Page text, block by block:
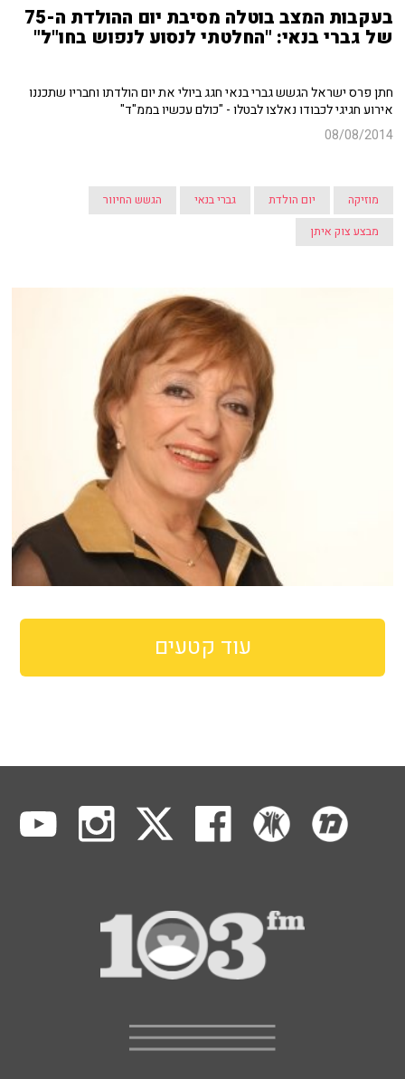
בעקבות המצב בוטלה מסיבת יום ההולדת ה-75
של גברי בנאי: "החלטתי לנסוע לנפוש בחו"ל"
חתן פרס ישראל הגשש גברי בנאי חגג ביולי את יום הולדתו וחבריו שתכננו
אירוע חגיגי לכבודו נאלצו לבטלו - "כולם עכשיו בממ"ד"
08/08/2014
מוזיקה יום הולדת גברי בנאי
הגשש החיוור
מבצע צוק איתן
עוד קטעים